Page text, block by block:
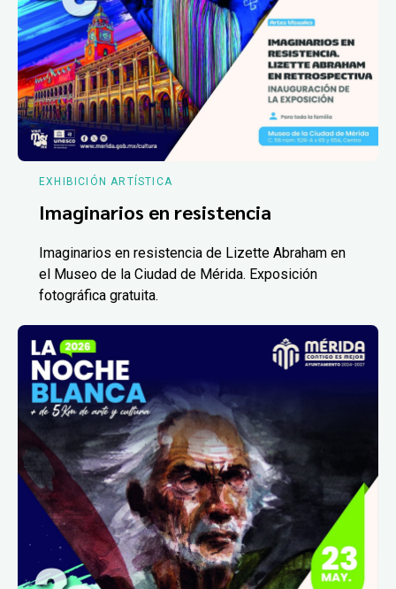
EXHIBICIÓN ARTÍSTICA
Imaginarios en resistencia
Imaginarios en resistencia de Lizette Abraham en
el Museo de la Ciudad de Mérida. Exposición
fotográfica gratuita.